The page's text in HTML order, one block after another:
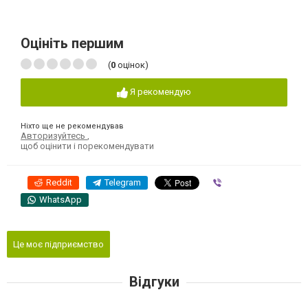
Оцініть першим
(0 оцінок)
Я рекомендую
Ніхто ще не рекомендував
Авторизуйтесь
щоб оцінити і порекомендувати
Reddit Telegram
WhatsApp
Це моє підприємство
Відгуки